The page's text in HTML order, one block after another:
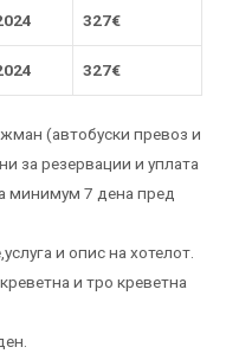
327€
327€
(автобуски превоз и
за резервации и уплата
минимум 7 дена пред
и опис на хотелот.
и трo креветна